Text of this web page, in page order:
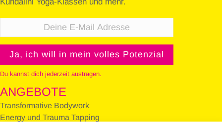
Du kannst dich jederzeit austragen.
ANGEBOTE
Transformative Bodywork
Energy und Trauma Tapping